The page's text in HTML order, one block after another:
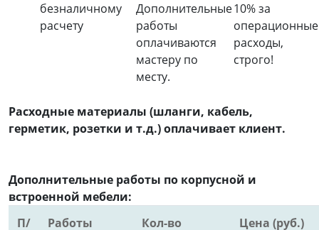
безналичному
расчету
Дополнительные
работы
оплачиваются
мастеру по
месту.
10% за
операционные
расходы,
строго!
Расходные материалы (шланги, кабель,
герметик, розетки и т.д.) оплачивает клиент.
Дополнительные работы по корпусной и
встроенной мебели:
П/
Работы Кол-во Цена (руб.)